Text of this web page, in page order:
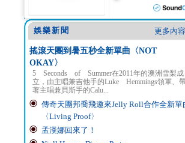
更多內
娛樂新聞
搖滾天團到暑五秒全新單曲〈NOT
OKAY〉
5 Seconds of Summer在2011年的澳洲雪梨成
立，由主唱兼吉他手的Luke Hemmings領軍、
著主唱兼貝斯手的Calu...
傳奇天團邦喬飛邀來Jelly Roll合作全新單
〈Living Proof〉
孟漢娜回來了！